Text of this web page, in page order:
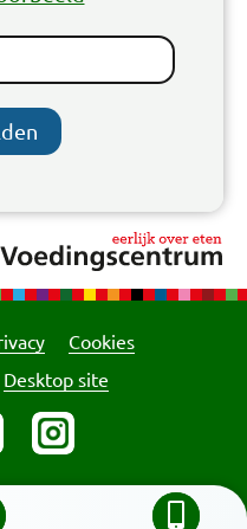
Cookies
Desktop site